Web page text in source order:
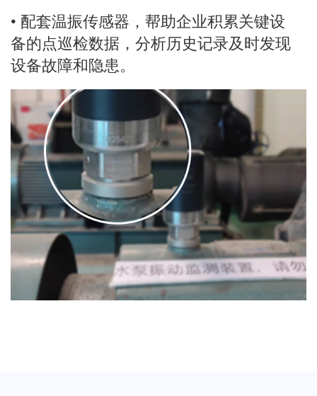
• 配套温振传感器，帮助企业积累关键设
备的点巡检数据，分析历史记录及时发现
设备故障和隐患。